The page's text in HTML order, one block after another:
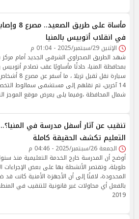
في انقلاب أتوبيس بالمنيا
الإثنين 29/سبتمبر/2025 - 01:04 م
شهد الطريق الصحراوي الشرقي الجديد أمام
بمحافظة المنيا، حادثًا مأساويًا عقب تصادم
سيارة نقل ثقيل تريلا
14 آخرين، تم نقلهم إلى مستشفى سمالوط
شمال المحافظة ،وفيما يلى يعرض موقع الموجز
تنقيب عن آثار أسفل مدرسة في المنيا؟..
التعليم تكشف الحقيقة كاملة
الجمعة 26/سبتمبر/2025 - 04:46 م
أوضح أن المدرسة خارج الخدمة التعليمية منذ
طويلة، وتقتصر الأنشطة بها على بعض الإجراءات
المحدودة، لافتًا إلى أن الأجهزة الأمنية كانت
بالفعل أي محاولات غير قانونية للتنقيب في
2019